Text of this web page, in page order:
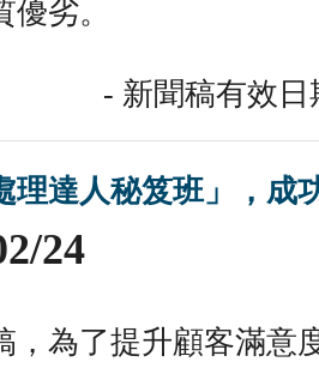
劣。
- 新聞稿有效日
理達人秘笈班」，成
24
，為了提升顧客滿意